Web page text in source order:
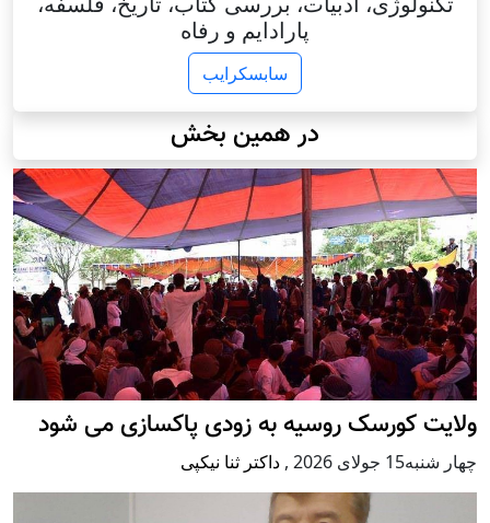
پارادایم و رفاه
سابسکرایب
در همین بخش
ولایت کورسک روسیه به زودی پاکسازی می شود
چهار شنبه15 جولای 2026 , داکتر ثنا نیکپی